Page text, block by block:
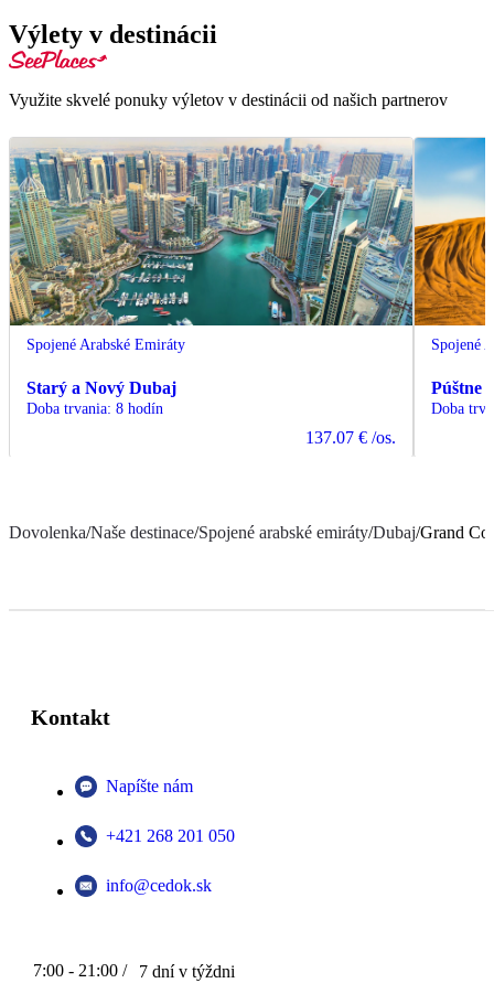
Výlety v destinácii
Využite skvelé ponuky výletov v destinácii od našich partnerov
Spojené Arabské Emiráty
Starý a Nový Dubaj
Doba trvania: 8 hodín
137.07 € /os.
Spojené
Púštne
Doba
Dovolenka/Naše destinace/Spojené arabské emiráty/Dubaj/Grand
Kontakt
Napíšte nám
+421 268 201 050
info@cedok.sk
7:00 - 21:00 / 7 dní v týždni